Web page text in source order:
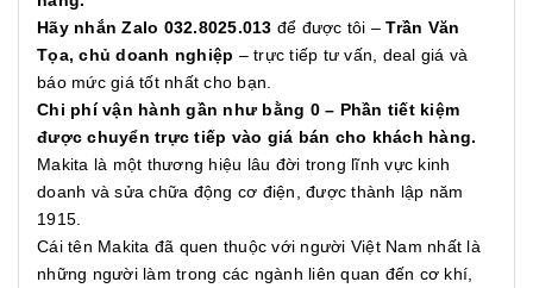
Hãy nhắn Zalo 032.8025.013 để được tôi –Trần Văn
Tọa, chủ doanh nghiệp – trực tiếp tư vấn, deal giá và
báo mức giá tốt nhất cho bạn.
Chi phí vận hành gần như bằng 0 – Phần tiết kiệm
được chuyển trực tiếp vào giá bán cho khách hàng.
Makita là một thương hiệu lâu đời trong lĩnh vực kinh
doanh và sửa chữa động cơ điện, được thành lập năm
1915.
Cái tên Makita đã quen thuộc với người Việt Nam nhất là
những người làm trong các ngành liên quan đến cơ khí,